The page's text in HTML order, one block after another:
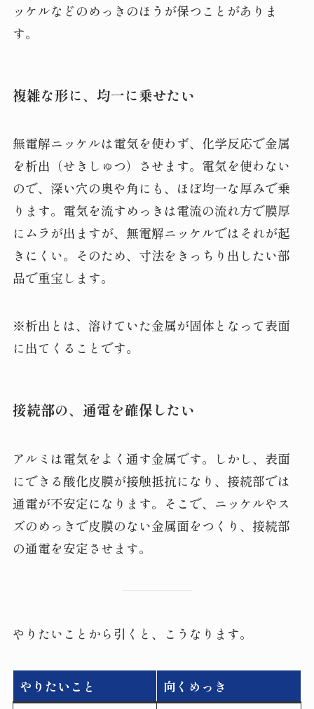
ッケルなどのめっきのほうが保つことがありま
す。
複雑な形に、均一に乗せたい
無電解ニッケルは電気を使わず、化学反応で金属
を析出（せきしゅつ）させます。電気を使わない
ので、深い穴の奥や角にも、ほぼ均一な厚みで乗
ります。電気を流すめっきは電流の流れ方で膜厚
にムラが出ますが、無電解ニッケルではそれが起
きにくい。そのため、寸法をきっちり出したい部
品で重宝します。
※析出とは、溶けていた金属が固体となって表面
に出てくることです。
接続部の、通電を確保したい
アルミは電気をよく通す金属です。しかし、表面
にできる酸化皮膜が接触抵抗になり、接続部では
通電が不安定になります。そこで、ニッケルやス
ズのめっきで皮膜のない金属面をつくり、接続部
の通電を安定させます。
やりたいことから引くと、こうなります。
やりたいこと
向くめっき